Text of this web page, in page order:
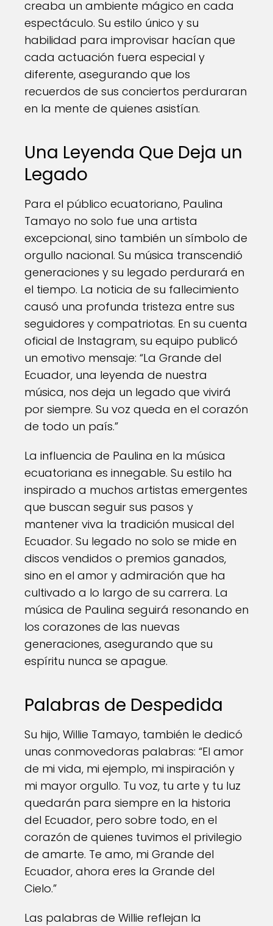
creaba un ambiente mágico en cada
espectáculo. Su estilo único y su
habilidad para improvisar hacían que
cada actuación fuera especial y
diferente, asegurando que los
recuerdos de sus conciertos perduraran
en la mente de quienes asistían.
Una Leyenda Que Deja un
Legado
Para el público ecuatoriano, Paulina
Tamayo no solo fue una artista
excepcional, sino también un símbolo de
orgullo nacional. Su música transcendió
generaciones y su legado perdurará en
el tiempo. La noticia de su fallecimiento
causó una profunda tristeza entre sus
seguidores y compatriotas. En su cuenta
oficial de Instagram, su equipo publicó
un emotivo mensaje: “La Grande del
Ecuador, una leyenda de nuestra
música, nos deja un legado que vivirá
por siempre. Su voz queda en el corazón
de todo un país.”
La influencia de Paulina en la música
ecuatoriana es innegable. Su estilo ha
inspirado a muchos artistas emergentes
que buscan seguir sus pasos y
mantener viva la tradición musical del
Ecuador. Su legado no solo se mide en
discos vendidos o premios ganados,
sino en el amor y admiración que ha
cultivado a lo largo de su carrera. La
música de Paulina seguirá resonando en
los corazones de las nuevas
generaciones, asegurando que su
espíritu nunca se apague.
Palabras de Despedida
Su hijo, Willie Tamayo, también le dedicó
unas conmovedoras palabras: “El amor
de mi vida, mi ejemplo, mi inspiración y
mi mayor orgullo. Tu voz, tu arte y tu luz
quedarán para siempre en la historia
del Ecuador, pero sobre todo, en el
corazón de quienes tuvimos el privilegio
de amarte. Te amo, mi Grande del
Ecuador, ahora eres la Grande del
Cielo.”
Las palabras de Willie reflejan la